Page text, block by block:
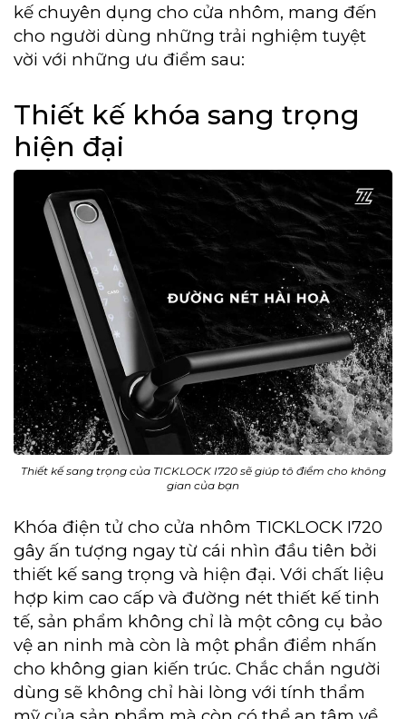
kế chuyên dụng cho cửa nhôm, mang đến
cho người dùng những trải nghiệm tuyệt
vời với những ưu điểm sau:
Thiết kế khóa sang trọng
hiện đại
Thiết kế sang trọng của TICKLOCK I720 sẽ giúp tô điểm cho không
gian của bạn
Khóa điện tử cho cửa nhôm TICKLOCK I720
gây ấn tượng ngay từ cái nhìn đầu tiên bởi
thiết kế sang trọng và hiện đại. Với chất liệu
hợp kim cao cấp và đường nét thiết kế tinh
tế, sản phẩm không chỉ là một công cụ bảo
vệ an ninh mà còn là một phần điểm nhấn
cho không gian kiến trúc. Chắc chắn người
dùng sẽ không chỉ hài lòng với tính thẩm